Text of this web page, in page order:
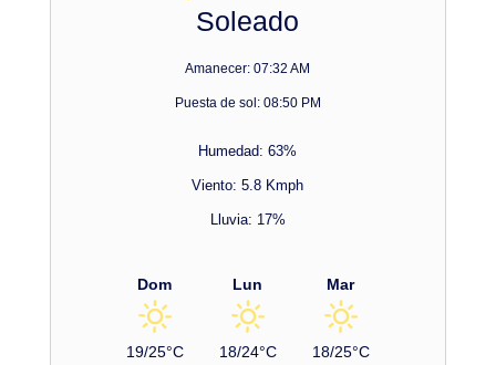
Soleado
Amanecer: 07:32 AM
Puesta de sol: 08:50 PM
Humedad: 63%
Viento: 5.8 Kmph
Lluvia: 17%
Dom
19/25°C
Lun
18/24°C
Mar
18/25°C